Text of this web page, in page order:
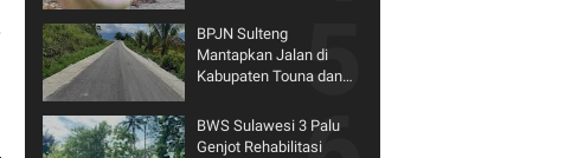
BPJN Sulteng
Mantapkan Jalan di
Kabupaten Touna dan
Program IJD
BWS Sulawesi 3 Palu
Genjot Rehabilitasi